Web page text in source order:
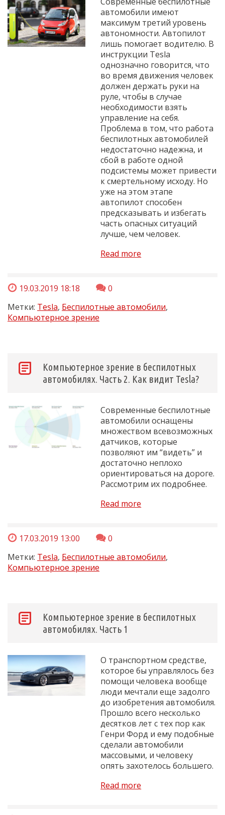
автомобили имеют
максимум третий уровень
автономности. Автопилот
лишь помогает водителю. В
инструкции Tesla
однозначно говорится, что
во время движения человек
должен держать руки на
руле, чтобы в случае
необходимости взять
управление на себя.
Проблема в том, что работа
беспилотных автомобилей
недостаточно надежна, и
сбой в работе одной
подсистемы может привести
к смертельному исходу. Но
уже на этом этапе
автопилот способен
предсказывать и избегать
часть опасных ситуаций
лучше, чем человек.
Read more
19.03.2019 18:18
0
Метки: Tesla, Беспилотные автомобили,
Компьютерное зрение
Компьютерное зрение в беспилотных
автомобилях. Часть 2. Как видит Tesla?
Современные беспилотные
автомобили оснащены
множеством всевозможных
датчиков, которые
позволяют им “видеть” и
достаточно неплохо
ориентироваться на дороге.
Рассмотрим их подробнее.
Read more
17.03.2019 13:00
0
Метки: Tesla, Беспилотные автомобили,
Компьютерное зрение
Компьютерное зрение в беспилотных
автомобилях. Часть 1
О транспортном средстве,
которое бы управлялось без
помощи человека вообще
люди мечтали еще задолго
до изобретения автомобиля.
Прошло всего несколько
десятков лет с тех пор как
Генри Форд и ему подобные
сделали автомобили
массовыми, и человеку
опять захотелось большего.
Read more